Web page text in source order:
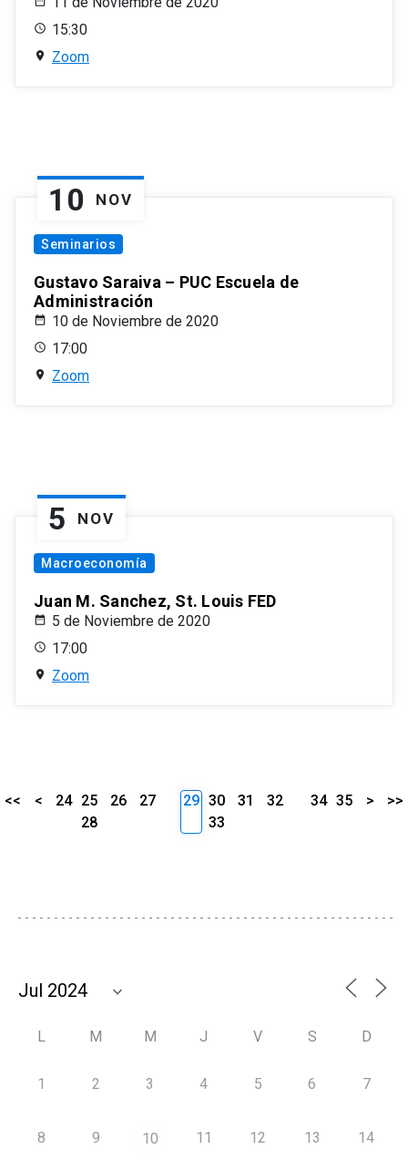
15:30
Zoom
10 NOV
Seminarios
Gustavo Saraiva – PUC Escuela de
Administración
10 de Noviembre de 2020
17:00
Zoom
5 NOV
Macroeconomía
Juan M. Sanchez, St. Louis FED
5 de Noviembre de 2020
17:00
Zoom
<< < 24 25 26
27
28
29 30 31
32
33
34 35 > >>
L M M J V S D
1 2 3 4 5 6 7
8 9 10 11 12 13 14